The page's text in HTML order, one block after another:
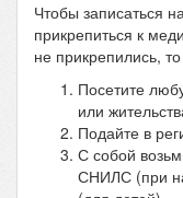
Чтобы записаться
прикрепиться к
не прикрепились,
Посетите
или
Подайте в
С собой
СНИЛС (при